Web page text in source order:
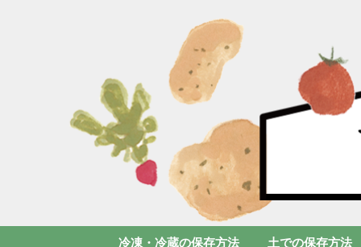
冷凍・冷蔵の保存方法 土での保存方法